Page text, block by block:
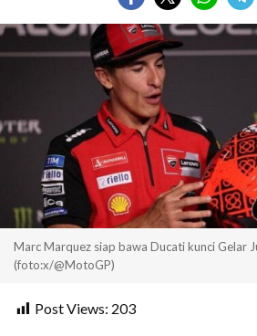
Marc Marquez siap bawa Ducati kunci Gelar
(foto:x/@MotoGP)
Post Views: 203